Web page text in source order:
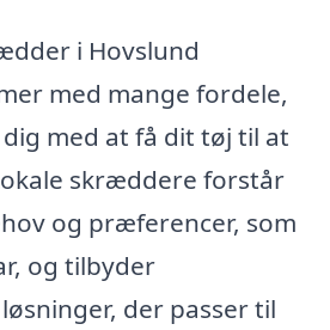
i Hovslund
med mange fordele,
med at få dit tøj til at
skræddere forstår
og præferencer, som
og tilbyder
der passer til